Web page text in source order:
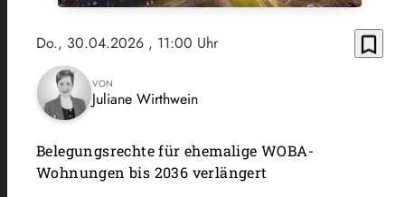
Do., 30.04.2026 , 11:00 Uhr bookmark_border
VON
Juliane Wirthwein
Belegungsrechte für ehemalige WOBA-
Wohnungen bis 2036 verlängert